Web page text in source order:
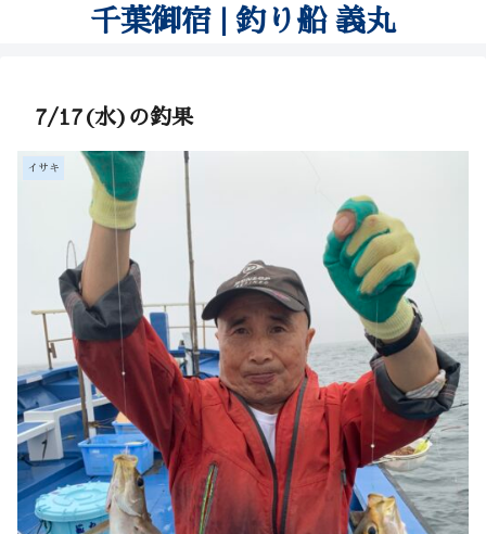
千葉御宿 | 釣り船 義丸
7/17(水)の釣果
イサキ